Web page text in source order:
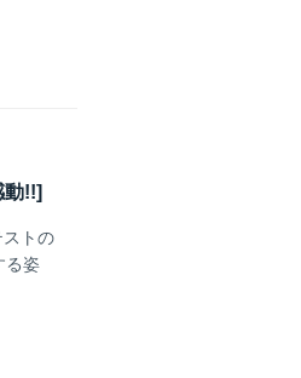
電話
動!!]
トの
る姿